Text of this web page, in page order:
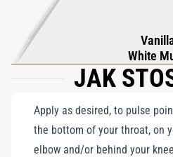
ucieleśnia kunszt włoskiej
ponadczasową i nieodparcie
luksusowej pragnienia wędrówki.
White
JAK
Apply as desired, to pulse
the bottom of your throat, on
elbow and/or behind your knee